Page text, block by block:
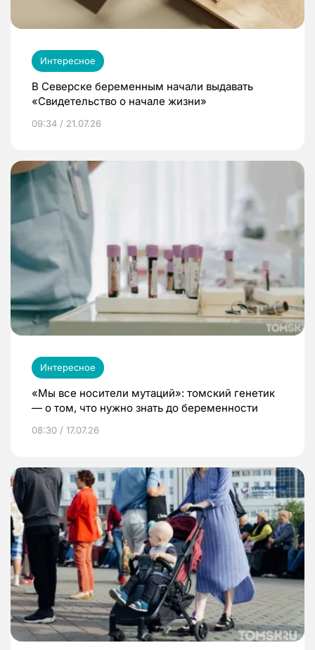
Интересное
В Северске беременным начали выдавать
«Свидетельство о начале жизни»
09:34 / 21.07.26
Интересное
«Мы все носители мутаций»: томский генетик
— о том, что нужно знать до беременности
08:30 / 17.07.26